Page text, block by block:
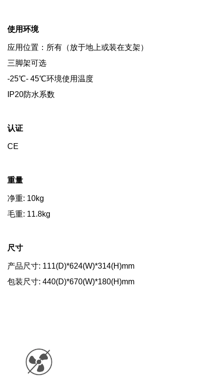
使用环境
应用位置：所有（放于地上或装在支架）
三脚架可选
-25℃- 45℃环境使用温度
IP20防水系数
认证
CE
重量
净重: 10kg
毛重: 11.8kg
尺寸
产品尺寸: 111(D)*624(W)*314(H)mm
包装尺寸: 440(D)*670(W)*180(H)mm